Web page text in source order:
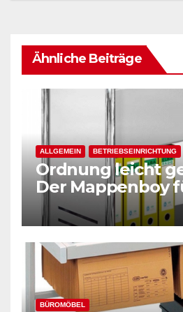
Ähnliche Beiträge
ALLGEMEIN BETRIEBSEINRICHTUNG
Ordnung leicht
Der Mappenboy
Hängemappen
BÜROMÖBEL